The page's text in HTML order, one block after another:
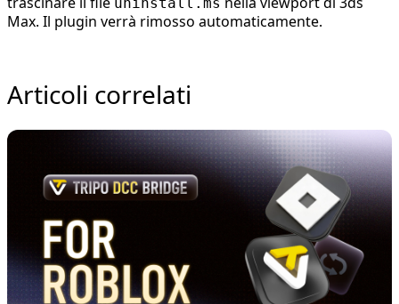
Max. Il plugin verrà rimosso automaticamente.
Articoli correlati